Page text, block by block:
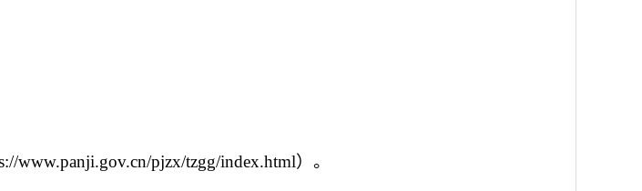
www.panji.gov.cn/pjzx/tzgg/index.html）。